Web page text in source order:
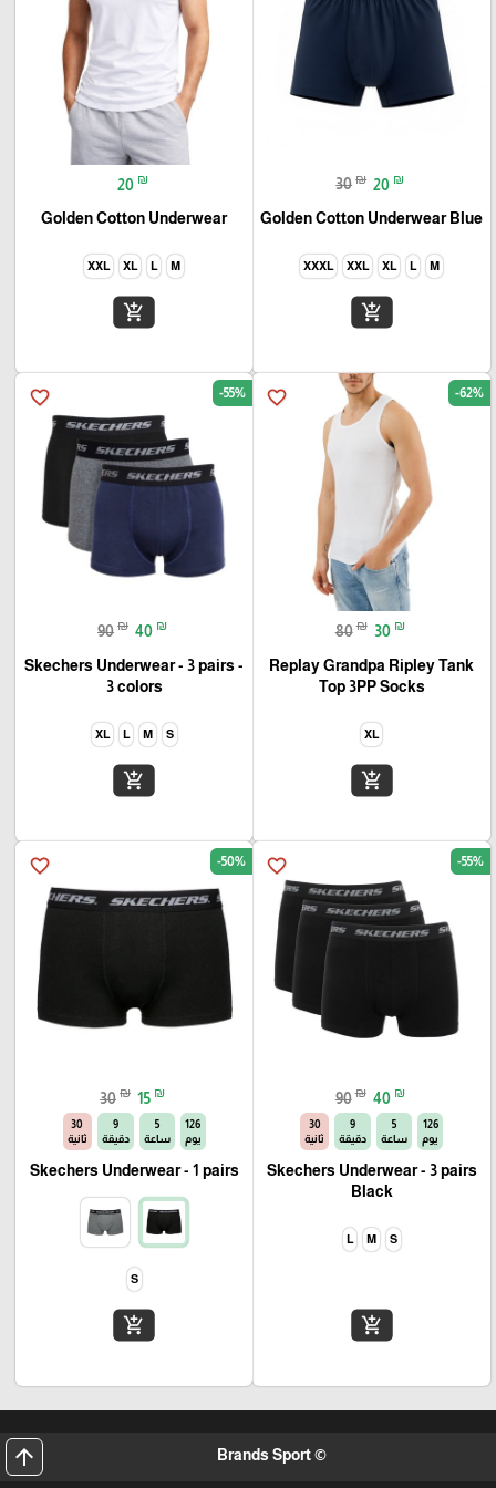
30 ₪ 20 ₪
Golden Cotton Underwear Blue
M
L
XL
XXL
XXXL
add_shopping_cart
20 ₪
Golden Cotton Underwear
M
L
XL
XXL
add_shopping_cart
favorite_border -62%
80 ₪ 30 ₪
Replay Grandpa Ripley Tank
Top 3PP Socks
XL
add_shopping_cart
favorite_border -55%
90 ₪ 40 ₪
Skechers Underwear - 3 pairs -
3 colors
S
M
L
XL
add_shopping_cart
favorite_border -55%
90 ₪ 40 ₪
126
يوم
5
ساعة
9
دقيقة
29
ثانية
Skechers Underwear - 3 pairs
Black
S
M
L
add_shopping_cart
favorite_border -50%
30 ₪ 15 ₪
126
يوم
5
ساعة
9
دقيقة
29
ثانية
Skechers Underwear - 1 pairs
S
add_shopping_cart
© Brands Sport
arrow_upward